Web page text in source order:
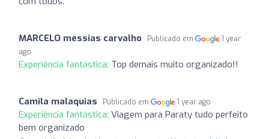
MARCELO messias carvalho Publicado em
1 year
ago
Experiência fantástica: Top demais muito organizado!!
Camila malaquias Publicado em 1 year ago
Experiência fantástica: Viagem para Paraty tudo perfeito
bem organizado